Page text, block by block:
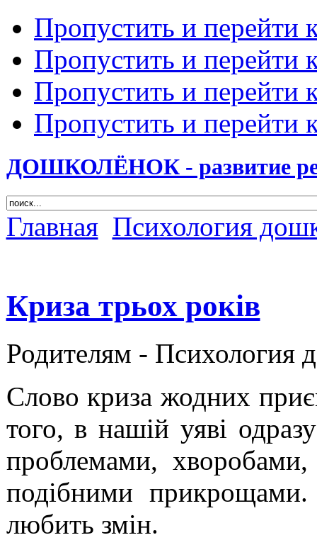
Пропустить и перейти
Пропустить и перейти
Пропустить и перейти
Пропустить и перейти
ДОШКОЛЁНОК - развитие
Главная Психология
Криза трьох років
Родителям - Психология
Слово криза жодних
того, в нашій уяві
проблемами,
подібними
любить змін.